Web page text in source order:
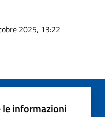
2025, 13:22
le informazioni